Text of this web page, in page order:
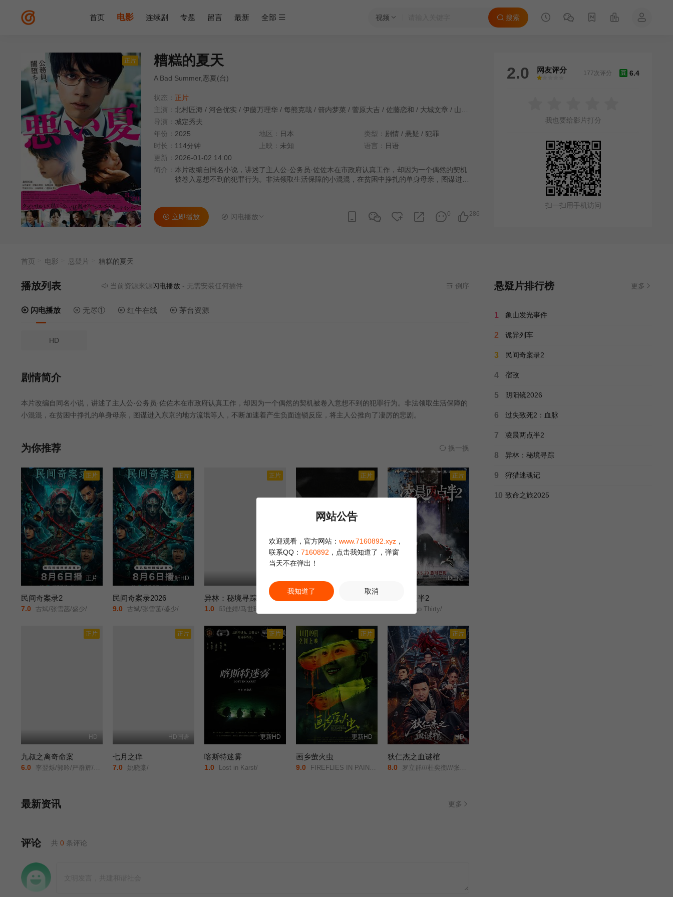
视频 搜索
首页 电影 连续剧 专题 留言 最新 全部
正片 糟糕的夏天
A Bad Summer,恶夏(台)
状态： 正片
主演： 北村匠海 / 河合优实 / 伊藤万理华 / 每熊克哉 / 箭内梦菜 / 菅原大吉 / 佐藤恋和 / 大城文章 / 山本裕子
导演： 城定秀夫
年份： 2025 地区： 日本 类型： 剧情 / 悬疑 / 犯罪
时长： 114分钟 上映： 未知 语言： 日语
更新： 2026-01-02 14:00
简介： 本片改编自同名小说，讲述了主人公·公务员·佐佐木在市政府认真工作，却因为一个偶然的契机
被卷入意想不到的犯罪行为。非法领取生活保障的小混混，在贫困中挣扎的单身母亲，图谋进入
286
0
立即播放 闪电播放
2.0 网友评分
很差
较差还行推荐
力荐
豆 6.4
177次评分
我也要给影片打分
扫一扫用手机访问
首页 电影 悬疑片 糟糕的夏天
播放列表 当前资源来源闪电播放- 无需安装任何插件 倒序
闪电播放 无尽① 红牛在线 茅台资源
HD
剧情简介
本片改编自同名小说，讲述了主人公·公务员·佐佐木在市政府认真工作，却因为一个偶然的契机被卷入意想不到的犯罪行为。非法领取生活保障的
小混混，在贫困中挣扎的单身母亲，图谋进入东京的地方流氓等人，不断加速着产生负面连锁反应，将主人公推向了凄厉的悲剧。
为你推荐 换一换
正片
正片
民间奇案录2
7.0 古斌/张雪菡/盛少/
正片
更新HD
民间奇案录2026
9.0 古斌/张雪菡/盛少/
正片
异林：秘境寻踪
1.0 邱佳婧/马世玮/马明宇/刘春霞/
正片 正片
HD国语
凌晨两点半2
At Two Thirty/
正片
HD
九叔之离奇命案
6.0 李翌烁/郭吟/严群辉/韩梦武/刘占领/
正片
HD国语
七月之痒
7.0 姚晓棠/
正片
更新HD
喀斯特迷雾
1.0 Lost in Karst/
正片
更新HD
画乡萤火虫
9.0 FIREFLIES IN PAINTING VILLAGE/
正片
HD
狄仁杰之血谜棺
8.0 罗立群///杜奕衡///张成凯///刘芯予///侍宣如///顾旭希///胡竞予///陈心怡///王安妮///梁家智///查雨馨/
最新资讯 更多
评论 共 0 条评论
悬疑片排行榜 更多
1 象山发光事件
2 诡异列车
3 民间奇案录2
4 宿敌
5 阴阳镜2026
6 过失致死2：血脉
7 凌晨两点半2
8 异林：秘境寻踪
9 狩猎迷魂记
10 致命之旅2025
网站公告
欢迎观看，官方网站： www.7160892.xyz ，
联系QQ： 7160892 ，点击我知道了，弹窗
当天不在弹出！
我知道了 取消